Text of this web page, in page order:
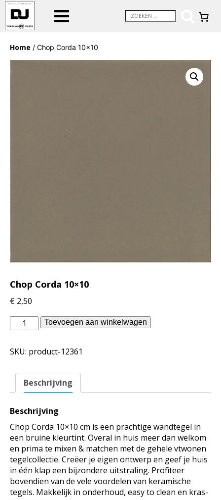
Home / Chop Corda 10×10
Chop Corda 10×10
€ 2,50
vtwonen
binnentegels
Chop
10x10
aantal
Toevoegen aan winkelwagen
SKU: product-12361
Beschrijving
Beschrijving
Chop Corda 10×10 cm is een prachtige wandtegel in
een bruine kleurtint. Overal in huis meer dan welkom
en prima te mixen & matchen met de gehele vtwonen
tegelcollectie. Creëer je eigen ontwerp en geef je huis
in één klap een bijzondere uitstraling. Profiteer
bovendien van de vele voordelen van keramische
tegels. Makkelijk in onderhoud, easy to clean en kras-